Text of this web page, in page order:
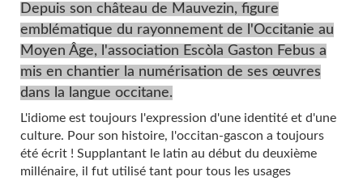
Depuis son château de Mauvezin, figure
emblématique du rayonnement de l'Occitanie au
Moyen Âge, l'association Escòla Gaston Febus a
mis en chantier la numérisation de ses œuvres
dans la langue occitane.
L'idiome est toujours l'expression d'une identité et d'une
culture. Pour son histoire, l'occitan-gascon a toujours
été écrit ! Supplantant le latin au début du deuxième
millénaire, il fut utilisé tant pour tous les usages